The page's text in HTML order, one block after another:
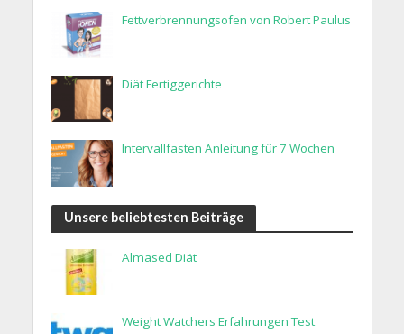
Fettverbrennungsofen von Robert Paulus
Diät Fertiggerichte
Intervallfasten Anleitung für 7 Wochen
Unsere beliebtesten Beiträge
Almased Diät
Weight Watchers Erfahrungen Test